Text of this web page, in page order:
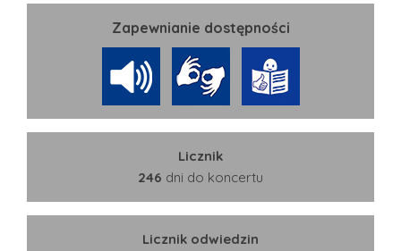
Zapewnianie dostępności
Licznik
246 dni do koncertu
Licznik odwiedzin